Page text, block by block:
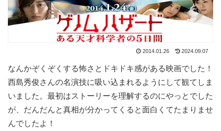
2014.01.26 2024.09.07
なんかぞくぞくする怖さとドキドキ感がある映画でした！
西島秀俊さんの名演技に吸い込まれるようにして観てしま
いました。最初はストーリーを理解するのにやっとでした
が、だんだんと真相が分かってくると面白くてたまりませ
んでしたよ！